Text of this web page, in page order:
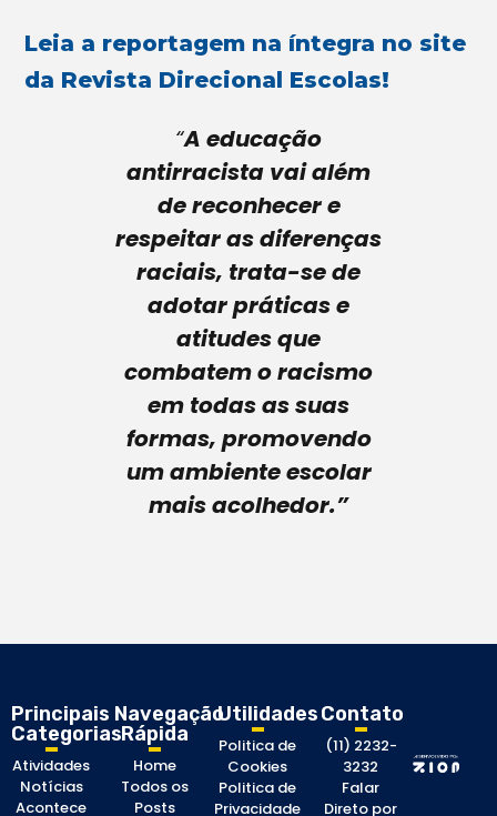
Leia a reportagem na íntegra no site
da Revista Direcional Escolas!
“A educação
antirracista vai além
de reconhecer e
respeitar as diferenças
raciais, trata-se de
adotar práticas e
atitudes que
combatem o racismo
em todas as suas
formas, promovendo
um ambiente escolar
mais acolhedor.”
Principais
Categorias
Atividades
Notícias
Acontece
Navegação
Rápida
Home
Todos os
Posts
Utilidades
Politica de
Cookies
Politica de
Privacidade
Contato
(11) 2232-
3232
Falar
Direto por